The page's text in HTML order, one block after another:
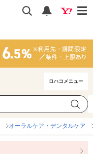
ロハコメニュー
オーラルケア・デンタルケア